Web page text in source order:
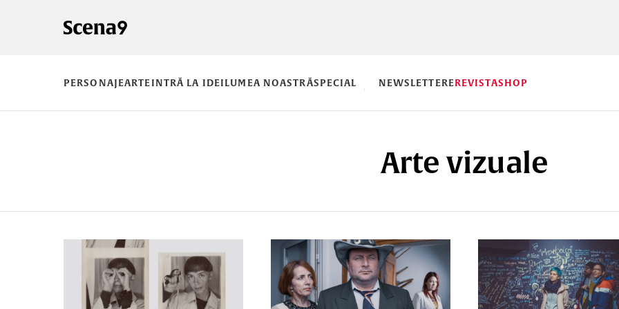
PERSONAJEARTEINTRĂ LA IDEILUMEA NOASTRĂSPECIAL NEWSLETTEREREVISTASHOP
Arte vizuale